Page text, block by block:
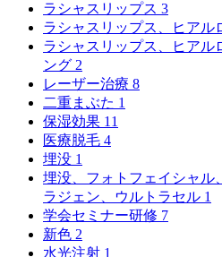
ラシャスリップス 3
ラシャスリップス、ヒアル
ラシャスリップス、ヒアル
ング 2
レーザー治療 8
二重まぶた 1
保湿効果 11
医療脱毛 4
埋没 1
埋没、フォトフェイシャル
ラジェン、ウルトラセル 1
学会セミナー研修 7
新色 2
水光注射 1